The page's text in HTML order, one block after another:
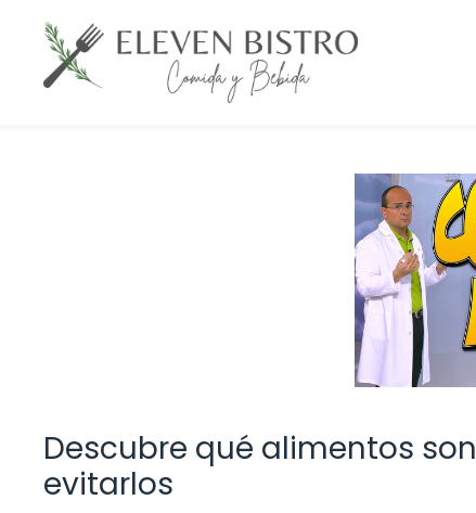
Saltar
contenido
Descubre qué alimentos
evitarlos